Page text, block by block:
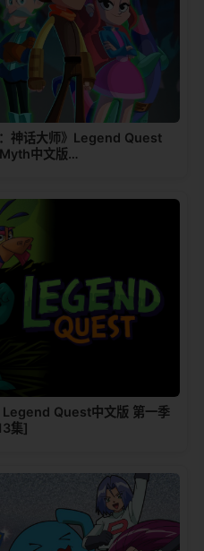
神话大师》Legend Quest
中文版…
Legend Quest中文版 第一季
集]